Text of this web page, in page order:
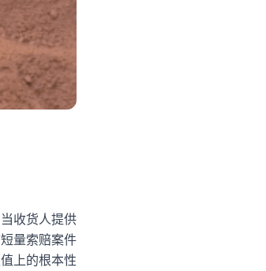
收货人提供
量索赔案件
上的根本性